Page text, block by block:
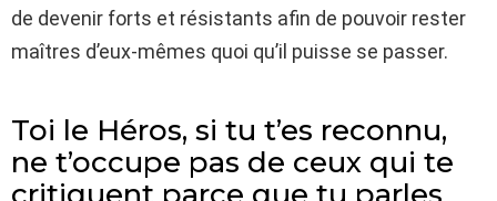
de devenir forts et résistants afin de pouvoir rester
maîtres d’eux-mêmes quoi qu’il puisse se passer.
Toi le Héros, si tu t’es reconnu,
ne t’occupe pas de ceux qui te